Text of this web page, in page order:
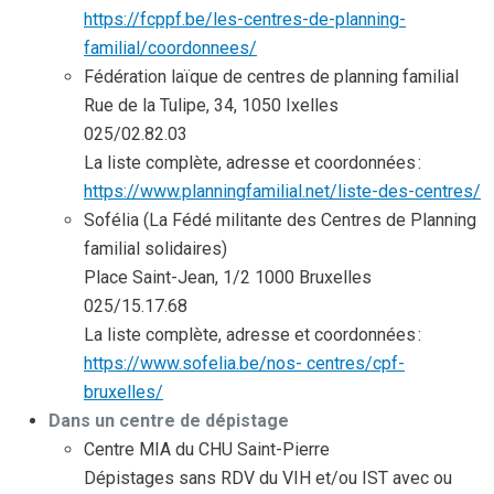
https://fcppf.be/les-centres-de-planning-
familial/coordonnees/
Fédération laïque de centres de planning familial
Rue de la Tulipe, 34, 1050 Ixelles
025/02.82.03
La liste complète, adresse et coordonnées :
https://www.planningfamilial.net/liste-des-centres/
Sofélia (La Fédé militante des Centres de Planning
familial solidaires)
Place Saint-Jean, 1/2 1000 Bruxelles
025/15.17.68
La liste complète, adresse et coordonnées :
https://www.sofelia.be/nos- centres/cpf-
bruxelles/
Dans un centre de dépistage
Centre MIA du CHU Saint-Pierre
Dépistages sans RDV du VIH et/ou IST avec ou